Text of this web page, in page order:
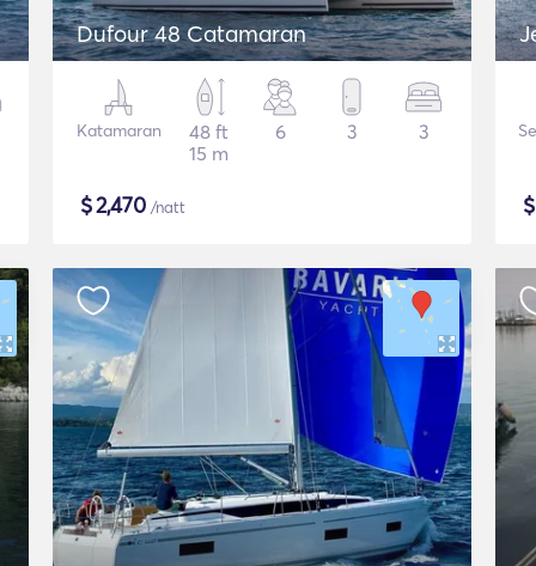
Dufour 48 Catamaran
Katamaran
48 ft
15 m
6 3 3
$2,470 /natt